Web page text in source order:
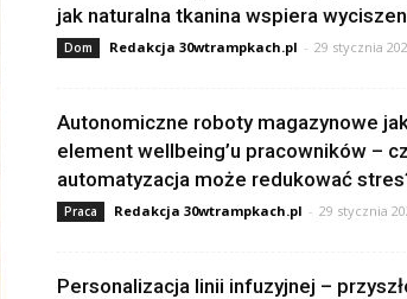
jak naturalna tkanina wspiera
Dom Redakcja 30wtrampkach.pl - 29 stycznia
Autonomiczne roboty magazynowe
element wellbeing’u pracowników –
automatyzacja może redukować
Praca Redakcja 30wtrampkach.pl - 29 stycznia
Personalizacja linii infuzyjnej –